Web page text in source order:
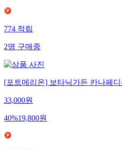
774적립
2명구매중
[포트메리온] 보타닉가든 카나페
33,000원
40%19,800원